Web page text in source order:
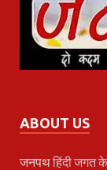
ABOUT US
जनपथहिंदी जगत